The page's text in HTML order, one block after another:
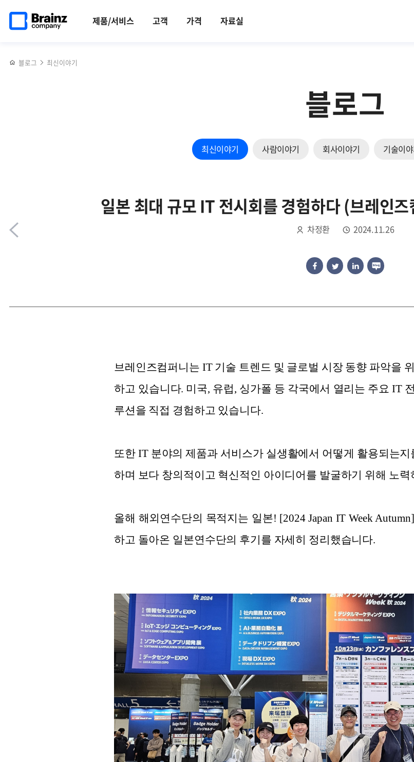
건너뛰기
제품/서비스 고객 가격 자료실
페이지로
블로그 최신이야기
블로그
최신이야기 사람이야기 회사이야기 기술이
모니터링
솔루션,
주요기능과
일본 최대 규모 IT 전시회를 경험하다 (브레인
차정환 2024.11.26
공유하기
공유하기
공유하기
공유하기
날씨를
따뜻하게
겨울맞이
브레인즈컴퍼니는 IT 기술 트렌드 및 글로벌 시장 동향 파악을
하고 있습니다. 미국, 유럽, 싱가폴 등 각국에서 열리는 주요 IT
루션을 직접 경험하고 있습니다.
또한 IT 분야의 제품과 서비스가 실생활에서 어떻게 활용되는
하며 보다 창의적이고 혁신적인 아이디어를 발굴하기 위해 노력
올해 해외연수단의 목적지는 일본! [2024 Japan IT Week
하고 돌아온 일본연수단의 후기를 자세히 정리했습니다.